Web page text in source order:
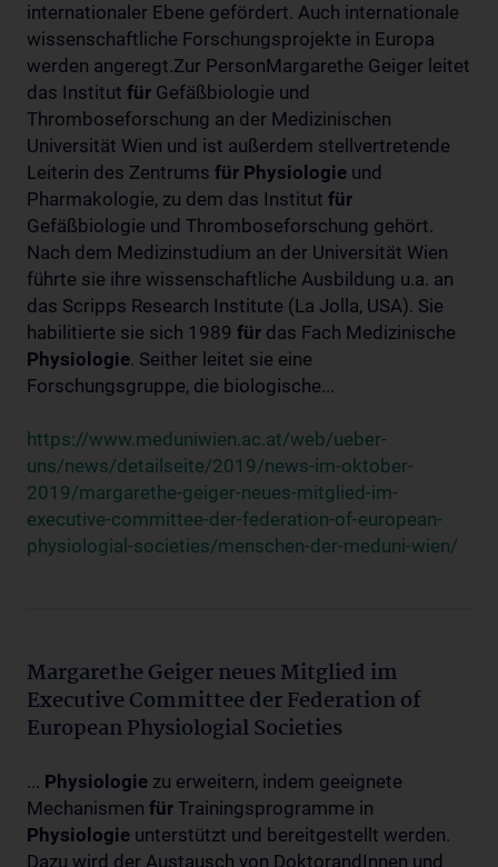
internationaler Ebene gefördert. Auch internationale
wissenschaftliche Forschungsprojekte in Europa
werden angeregt.Zur PersonMargarethe Geiger leitet
das Institut für Gefäßbiologie und
Thromboseforschung an der Medizinischen
Universität Wien und ist außerdem stellvertretende
Leiterin des Zentrums für Physiologie und
Pharmakologie, zu dem das Institut für
Gefäßbiologie und Thromboseforschung gehört.
Nach dem Medizinstudium an der Universität Wien
führte sie ihre wissenschaftliche Ausbildung u.a. an
das Scripps Research Institute (La Jolla, USA). Sie
habilitierte sie sich 1989 für das Fach Medizinische
Physiologie. Seither leitet sie eine
Forschungsgruppe, die biologische...
https://www.meduniwien.ac.at/web/ueber-
uns/news/detailseite/2019/news-im-oktober-
2019/margarethe-geiger-neues-mitglied-im-
executive-committee-der-federation-of-european-
physiologial-societies/menschen-der-meduni-wien/
Margarethe Geiger neues Mitglied im
Executive Committee der Federation of
European Physiologial Societies
... Physiologie zu erweitern, indem geeignete
Mechanismen für Trainingsprogramme in
Physiologie unterstützt und bereitgestellt werden.
Dazu wird der Austausch von DoktorandInnen und